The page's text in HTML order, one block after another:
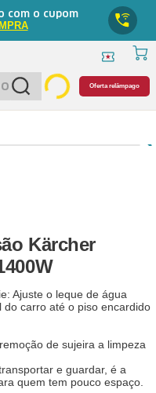
com o cupom
Oferta relâmpago
Kärcher
Ajuste o leque de água
carro até o piso encardido
de sujeira a limpeza
e guardar, é a
quem tem pouco espaço.